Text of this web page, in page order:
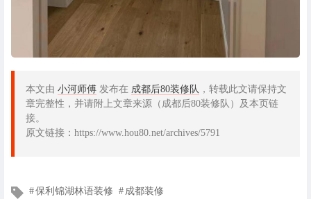
本文由 小河师傅 发布在 成都后80装修队 ，转载此文请保持文
章完整性，并请附上文章来源（成都后80装修队）及本页链
接。
原文链接：https://www.hou80.net/archives/5791
文保利锦湖林语装修 成都装修